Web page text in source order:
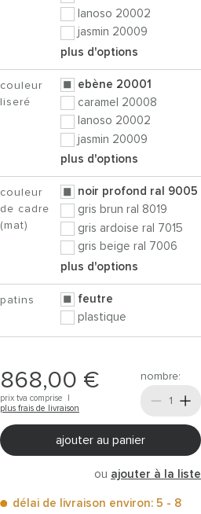
lanoso 20002
jasmin 20009
plus d'options
couleur
liseré
ebène 20001
caramel 20008
lanoso 20002
jasmin 20009
plus d'options
couleur
de cadre
(mat)
noir profond ral 9005
gris brun ral 8019
gris ardoise ral 7015
gris beige ral 7006
plus d'options
patins
feutre
plastique
868,00 €
prix tva comprise |
plus frais de livraison
nombre:
ajouter au panier
ou ajouter à la liste
délai de livraison environ: 5 - 8